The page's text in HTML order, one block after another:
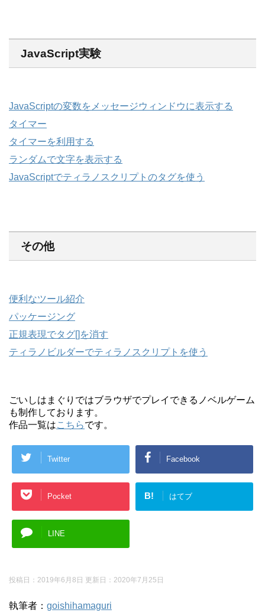
JavaScript実験
JavaScriptの変数をメッセージウィンドウに表示する
タイマー
タイマーを利用する
ランダムで文字を表示する
JavaScriptでティラノスクリプトのタグを使う
その他
便利なツール紹介
パッケージング
正規表現でタグ[]を消す
ティラノビルダーでティラノスクリプトを使う
ごいしはまぐりではブラウザでプレイできるノベルゲーム
も制作しております。
作品一覧はこちらです。
Twitter Facebook
Pocket B! はてブ
LINE
投稿日：2019年6月8日 更新日： 2020年7月25日
執筆者： goishihamaguri